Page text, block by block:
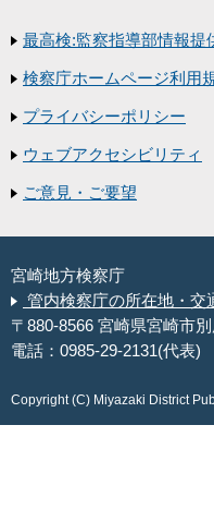
最高検:監察指導部情報提
検察庁ホームページ利用
プライバシーポリシー
ウェブアクセシビリティ
ご意見・ご要望
宮崎地方検察庁
管内検察庁の所在地・交
〒880-8566 宮崎県宮崎市
電話：0985-29-2131(代表)
Copyright (C) Miyazaki District